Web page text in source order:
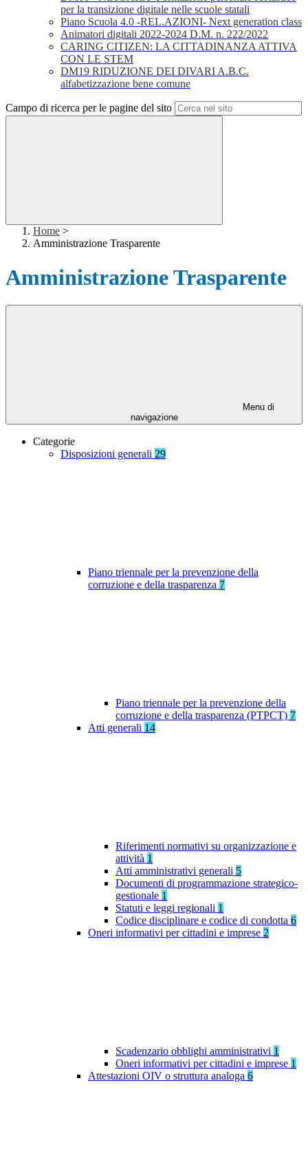
per la transizione digitale nelle scuole statali
Piano Scuola 4.0 -REL.AZIONI- Next generation class
Animatori digitali 2022-2024 D.M. n. 222/2022
CARING CITIZEN: LA CITTADINANZA ATTIVA
CON LE STEM
DM19 RIDUZIONE DEI DIVARI A.B.C.
alfabetizzazione bene comune
Campo di ricerca per le pagine del sito
Home >
Amministrazione Trasparente
Amministrazione Trasparente
Menu di
navigazione
Categorie
Disposizioni generali 29
Piano triennale per la prevenzione della
corruzione e della trasparenza 7
Piano triennale per la prevenzione della
corruzione e della trasparenza (PTPCT) 7
Atti generali 14
Riferimenti normativi su organizzazione e
attività 1
Atti amministrativi generali 5
Documenti di programmazione strategico-
gestionale 1
Statuti e leggi regionali 1
Codice disciplinare e codice di condotta 6
Oneri informativi per cittadini e imprese 2
Scadenzario obblighi amministrativi 1
Oneri informativi per cittadini e imprese 1
Attestazioni OIV o struttura analoga 6